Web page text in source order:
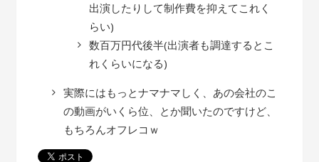
出演したりして制作費を抑えてこれく
らい)
数百万円代後半(出演者も調達するとこ
れくらいになる)
実際にはもっとナマナマしく、あの会社のこ
の動画がいくら位、とか聞いたのですけど、
もちろんオフレコｗ